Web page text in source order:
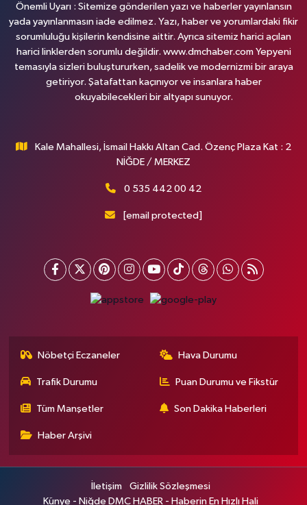
Önemli Uyarı : Sitemize gönderilen yazı ve haberler yayınlansın
yada yayınlanmasın iade edilmez. Yazı, haber ve yorumlardaki fikir
sorumluluğu kişilerin kendisine aittir. Ayrıca sitemiz harici açılan
harici linklerden sorumlu değildir. www.dmchaber.com Yepyeni
temasıyla sizleri buluştururken, sadelik ve modernizmi bir araya
getiriyor. Şatafattan kaçınıyor ve insanlara haber
okuyabilecekleri bir altyapı sunuyor.
Kale Mahallesi, İsmail Hakkı Altan Cad. Özenç Plaza Kat : 2
NİĞDE / MERKEZ
0 535 442 00 42
[email protected]
Nöbetçi Eczaneler Hava Durumu
Trafik Durumu Puan Durumu ve Fikstür
Tüm Manşetler Son Dakika Haberleri
Haber Arşivi
İletişim
Gizlilik Sözleşmesi
Künye - Niğde DMC HABER - Haberin En Hızlı Hali